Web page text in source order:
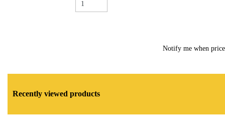
Notify me when
Recently viewed products